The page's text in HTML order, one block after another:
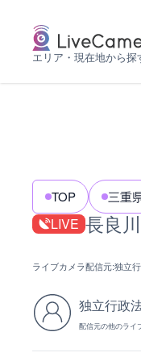
エリア・現在地から探
TOP 三重
LIVE 長良
ライブカメラ配信元:独立
独立行政
配信元の他のライ